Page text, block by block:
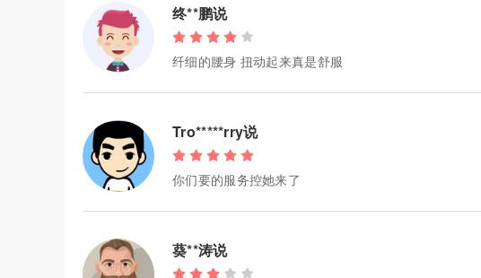
终**鹏说
纤细的腰身 扭动起来真是舒服
Tro*****rry说
你们要的服务控她来了
葵**涛说